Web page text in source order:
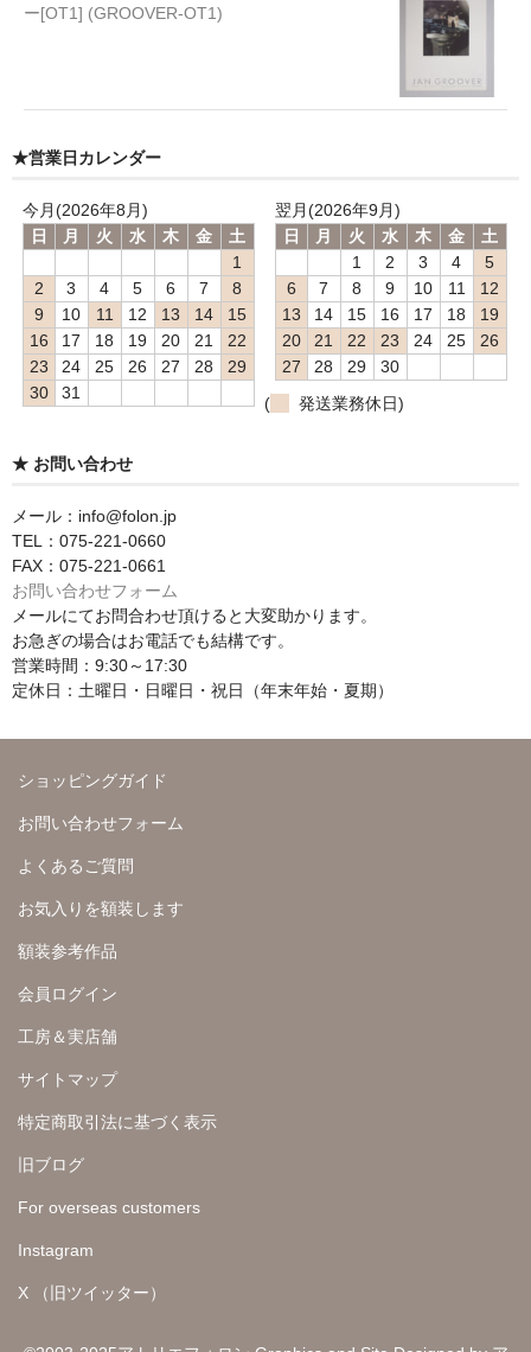
ー[OT1] (GROOVER-OT1)
★営業日カレンダー
今月(2026年8月)
日
月 火 水 木 金
土
1
2
3 4 5 6 7
8
9
10 11 12 13 14
15
16
17 18 19 20 21
22
23
24 25 26 27 28
29
30
31
翌月(2026年9月)
日
月 火 水 木 金
土
1
2 3 4
5
6
7 8 9 10 11
12
13
14 15 16 17 18
19
20
21 22 23 24 25
26
27
28 29
30
(
発送業務休日)
★ お問い合わせ
メール：info@folon.jp
TEL：075-221-0660
FAX：075-221-0661
お問い合わせフォーム
メールにてお問合わせ頂けると大変助かります。
お急ぎの場合はお電話でも結構です。
営業時間：9:30～17:30
定休日：土曜日・日曜日・祝日（年末年始・夏期）
ショッピングガイド
お問い合わせフォーム
よくあるご質問
お気入りを額装します
額装参考作品
会員ログイン
工房＆実店舗
サイトマップ
特定商取引法に基づく表示
旧ブログ
For overseas customers
Instagram
X （旧ツイッター）